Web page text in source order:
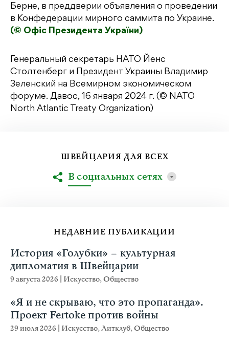
Берне, в преддверии объявления о проведении
в Конфедерации мирного саммита по Украине.
(© Офіс Президента України)
Генеральный секретарь НАТО Йенс
Столтенберг и Президент Украины Владимир
Зеленский на Всемирном экономическом
форуме. Давос, 16 января 2024 г. (© NATO
North Atlantic Treaty Organization)
НЕДАВНИЕ ПУБЛИКАЦИИ
История «Голубки» – культурная
дипломатия в Швейцарии
9 августа 2026 Искусство,Общество
«Я и не скрываю, что это пропаганда».
Проект Fertoke против войны
29 июля 2026 Искусство,Литклуб,Общество
ШВЕЙЦАРИЯ ДЛЯ ВСЕХ
В социальных сетях